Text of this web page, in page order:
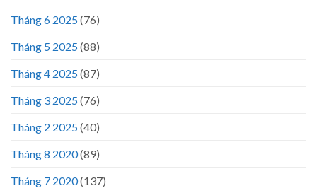
Tháng 6 2025(76)
Tháng 5 2025(88)
Tháng 4 2025(87)
Tháng 3 2025(76)
Tháng 2 2025(40)
Tháng 8 2020(89)
Tháng 7 2020(137)